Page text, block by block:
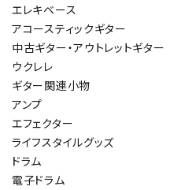
エレキベース
アコースティックギター
中古ギター・アウトレットギター
ウクレレ
ギター関連小物
アンプ
エフェクター
ライフスタイルグッズ
ドラム
電子ドラム